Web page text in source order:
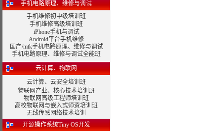
手机电路原理、维修与调试
手机维修初中级培训班
手机维修高级培训班
iPhone手机与调试
Android平台手机维修
国产/mtk手机电路原理、维修与调试
手机电路原理、维修与调试全能班
云计算、物联网
云计算、云安全培训班
物联网产业、核心技术培训班
物联网高级工程师培训班
高校物联网与嵌入式师资培训班
无线传感网络技术培训
开源操作系统Tiny OS开发